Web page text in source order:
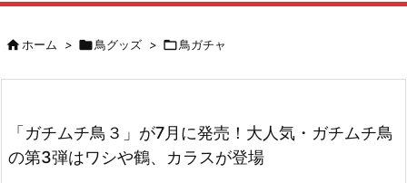
サイド


ホーム > 鳥グッズ > 鳥ガチャ
「ガチムチ鳥３」が7月に発売！大人気・ガチムチ鳥
の第3弾はワシや鶴、カラスが登場